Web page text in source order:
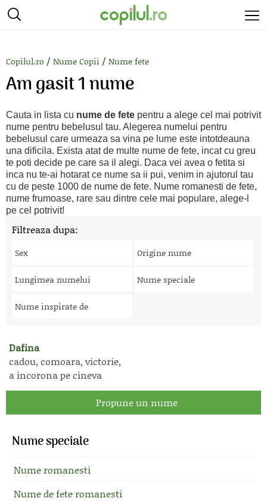
Copilul.ro / Nume Copii / Nume fete
Am gasit 1 nume
Cauta in lista cu nume de fete pentru a alege cel mai potrivit
nume pentru bebelusul tau. Alegerea numelui pentru
bebelusul care urmeaza sa vina pe lume este intotdeauna
una dificila. Exista atat de multe nume de fete, incat cu greu
te poti decide pe care sa il alegi. Daca vei avea o fetita si
inca nu te-ai hotarat ce nume sa ii pui, venim in ajutorul tau
cu de peste 1000 de nume de fete. Nume romanesti de fete,
nume frumoase, rare sau dintre cele mai populare, alege-l
pe cel potrivit!
Filtreaza dupa:
Sex Origine nume
Lungimea numelui Nume speciale
Nume inspirate de
Dafina
cadou, comoara, victorie,
a incorona pe cineva
Propune un nume
Nume speciale
Nume romanesti
Nume de fete romanesti